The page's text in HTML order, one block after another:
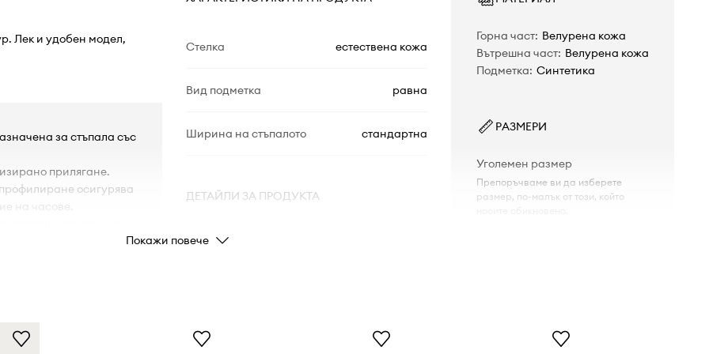
Лек и удобен модел,
за стъпала със
прилягане.
осигурява
на часове.
които
Стелка естествена кожа
Вид подметка равна
Ширина на стъпалото стандартна
ДЕТАЙЛИ ЗА ПРОДУКТА
Код на
Марка Birkenstock
Горна част: Велурена кожа
Вътрешна част: Велурена кожа
Подметка: Синтетика
РАЗМЕРИ
Уголемен размер
Препоръчваме ви да изберете
размер, по-малък от този, който
Покажи повече